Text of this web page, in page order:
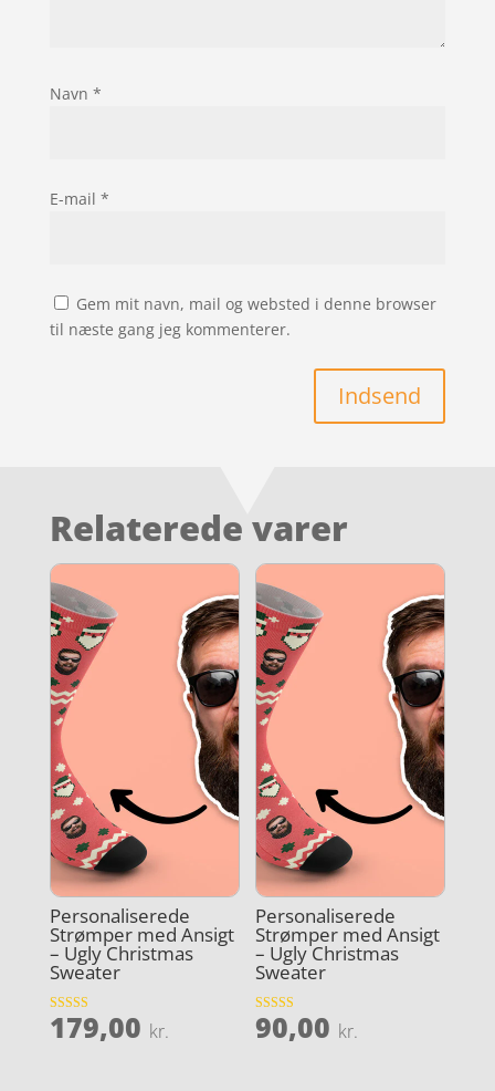
Navn *
E-mail *
Gem mit navn, mail og websted i denne browser
til næste gang jeg kommenterer.
Indsend
Relaterede varer
Personaliserede
Strømper med Ansigt
– Ugly Christmas
Sweater
Vurderet
4.2
179,00 kr.
Personaliserede
Strømper med Ansigt
– Ugly Christmas
Sweater
Vurderet
5
90,00 kr.